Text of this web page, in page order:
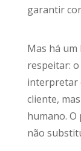
garantir
Mas há
respeitar: o
interpretar
cliente,
humano. O
não